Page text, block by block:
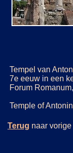
Tempel van
7e eeuw in een
Forum
Temple of
Terug naar